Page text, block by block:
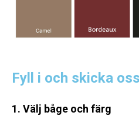
Fyll i och skicka
1. Välj båge och färg